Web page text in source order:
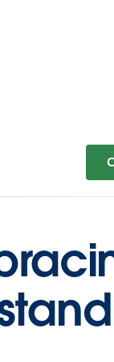
navigation for Planos